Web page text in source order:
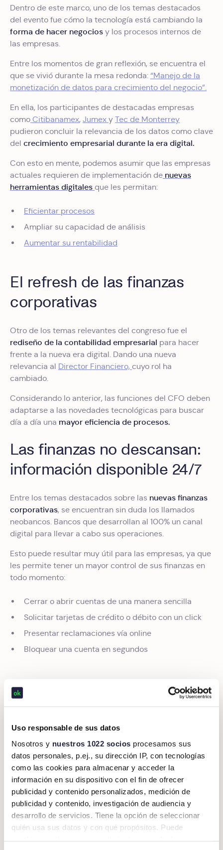
Uso responsable de sus datos
Nosotros y nuestros 1022 socios procesamos sus
datos personales, p.ej., su dirección IP, con tecnologías
como las cookies para almacenar y acceder la
información en su dispositivo con el fin de ofrecer
publicidad y contenido personalizados, medición de
publicidad y contenido, investigación de audiencia y
desarrollo de servicios. Tiene la opción de seleccionar
quién usa sus datos y con qué propósitos. Puede
Dentro de este marco, uno de los temas destacados
del evento fue cómo la tecnología está cambiando la
forma de hacer negocios y los procesos internos de
las empresas.
Entre los momentos de gran reflexión, se encuentra el
que se vivió durante la mesa redonda: “Manejo de la
monetización de datos para crecimiento del negocio”.
En ella, los participantes de destacadas empresas
como Citibanamex, Jumex y Tec de Monterrey
pudieron concluir la relevancia de los datos como clave
del crecimiento empresarial durante la era digital.
Con esto en mente, podemos asumir que las empresas
actuales requieren de implementación de nuevas
herramientas digitales que les permitan:
Eficientar procesos
Ampliar su capacidad de análisis
Aumentar su rentabilidad
El refresh de las finanzas
corporativas
Otro de los temas relevantes del congreso fue el
rediseño de la contabilidad empresarial para hacer
frente a la nueva era digital. Dando una nueva
relevancia al Director Financiero, cuyo rol ha
cambiado.
Considerando lo anterior, las funciones del CFO deben
adaptarse a las novedades tecnológicas para buscar
día a día una mayor eficiencia de procesos.
Las finanzas no descansan:
información disponible 24/7
Entre los temas destacados sobre las nuevas finanzas
corporativas, se encuentran sin duda los llamados
neobancos. Bancos que desarrollan al 100% un canal
digital para llevar a cabo sus operaciones.
Esto puede resultar muy útil para las empresas, ya que
les permite tener un mayor control de sus finanzas en
todo momento:
Cerrar o abrir cuentas de una manera sencilla
Solicitar tarjetas de crédito o débito con un click
Presentar reclamaciones vía online
Bloquear una cuenta en segundos
Gracias a los anteriores beneficios, los
Directores
Financieros
control de la
contabilidad corporativay la gestión de la misma se
Con esto en mente, durante la ponencia: “Claves para
rentabilizar: digitalización de procesos financieros.Luis
López Albajara,Country Manager deOkticket México,
comentó:
“Latransformación digital empresarial
ya no es un lujo, es una necesidad. Los